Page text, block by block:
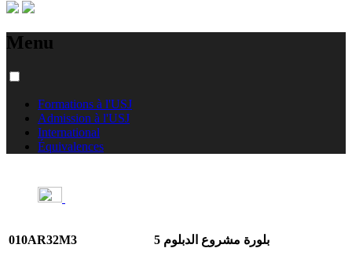
Menu
Formations à l'USJ
Admission à l'USJ
International
Équivalences
010AR32M3 بلورة مشروع الدبلوم 5